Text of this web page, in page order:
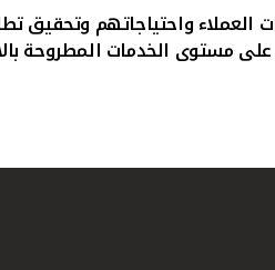
العملاء واحتياجاتهم
مستوى الخدمات المطروحة